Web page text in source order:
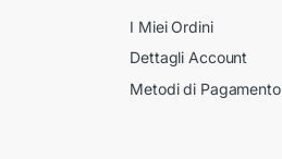
I Miei Ordini
Dettagli Account
Metodi di Pagamento